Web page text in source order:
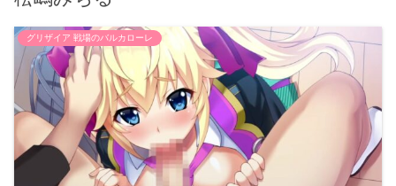
グリザイア 戦場のバルカローレ